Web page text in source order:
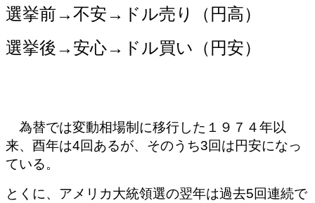
選挙前→不安→ドル売り（円高）
選挙後→安心→ドル買い（円安）
為替では変動相場制に移行した１９７４年以
来、酉年は4回あるが、そのうち3回は円安になっ
ている。
とくに、 アメリカ大統領選の翌年は過去5回連続で